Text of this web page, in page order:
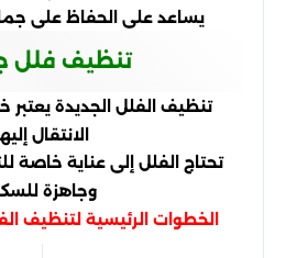
يساعد على الحفاظ على
تنظيف فلل
تنظيف الفلل الجديدة
الانتقال
تحتاج الفلل إلى عناية خاصة
وجاهزة
الخطوات الرئيسية لتنظيف